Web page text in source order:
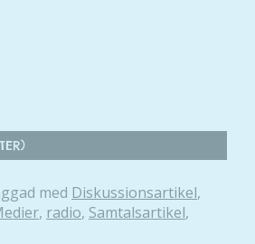
med Diskussionsartikel,
, radio, Samtalsartikel,
fungera.
Statistik
För att vi ska